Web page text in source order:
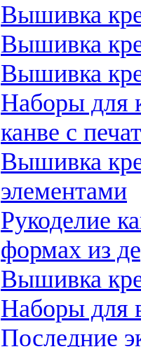
Вышивка
Вышивка
Вышивка
Наборы для
канве с
Вышивка
элементами
Рукоделие
формах из
Вышивка
Наборы для
Последние